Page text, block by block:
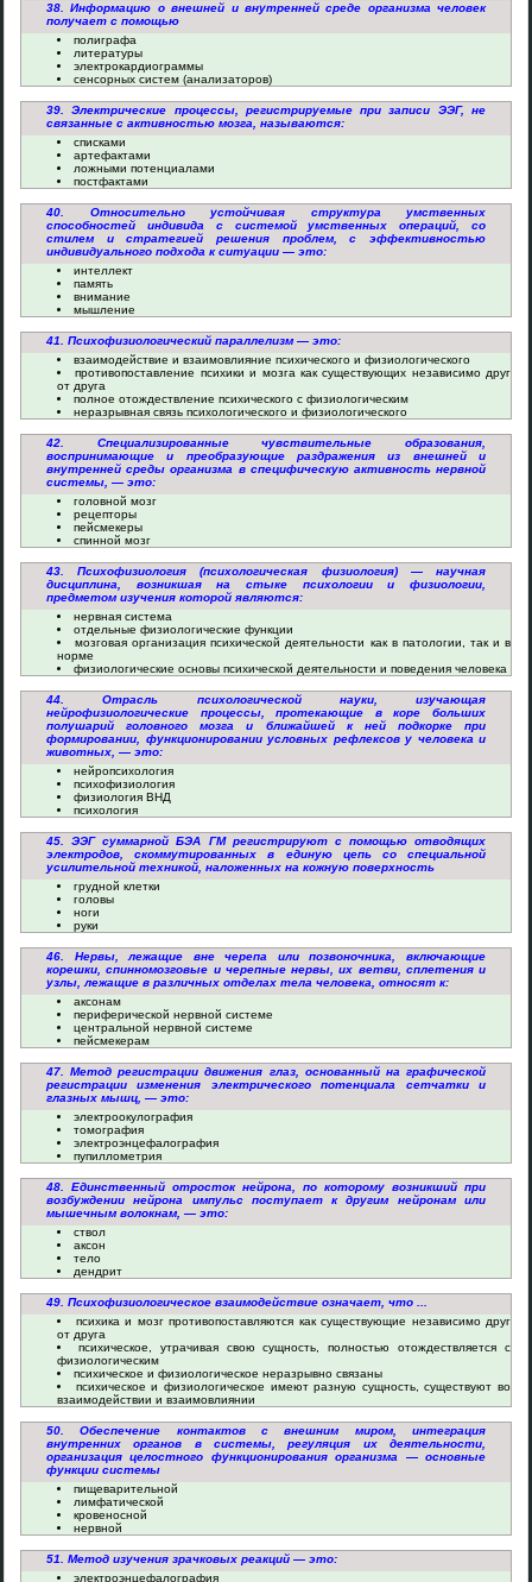
38. Информацию о внешней и внутренней среде организма человек
получает с помощью
полиграфа
литературы
электрокардиограммы
сенсорных систем (анализаторов)
39. Электрические процессы, регистрируемые при записи ЭЭГ, не
связанные с активностью мозга, называются:
списками
артефактами
ложными потенциалами
постфактами
40. Относительно устойчивая структура умственных
способностей индивида с системой умственных операций, со
стилем и стратегией решения проблем, с эффективностью
индивидуального подхода к ситуации — это:
интеллект
память
внимание
мышление
41. Психофизиологический параллелизм — это:
взаимодействие и взаимовлияние психического и физиологического
противопоставление психики и мозга как существующих независимо друг
от друга
полное отождествление психического c физиологическим
неразрывная связь психологического и физиологического
42. Специализированные чувствительные образования,
воспринимающие и преобразующие раздражения из внешней и
внутренней среды организма в специфическую активность нервной
системы, — это:
головной мозг
рецепторы
пейсмекеры
спинной мозг
43. Психофизиология (психологическая физиология) — научная
дисциплина, возникшая на стыке психологии и физиологии,
предметом изучения которой являются:
нервная система
отдельные физиологические функции
мозговая организация психической деятельности как в патологии, так и в
норме
физиологические основы психической деятельности и поведения человека
44. Отрасль психологической науки, изучающая
нейрофизиологические процессы, протекающие в коре больших
полушарий головного мозга и ближайшей к ней подкорке при
формировании, функционировании условных рефлексов у человека и
животных, — это:
нейропсихология
психофизиология
физиология ВНД
психология
45. ЭЭГ суммарной БЭА ГМ регистрируют с помощью отводящих
электродов, скоммутированных в единую цепь со специальной
усилительной техникой, наложенных на кожную поверхность
грудной клетки
головы
ноги
руки
46. Нервы, лежащие вне черепа или позвоночника, включающие
корешки, спинномозговые и черепные нервы, их ветви, сплетения и
узлы, лежащие в различных отделах тела человека, относят к:
аксонам
периферической нервной системе
центральной нервной системе
пейсмекерам
47. Метод регистрации движения глаз, основанный на графической
регистрации изменения электрического потенциала сетчатки и
глазных мышц, — это:
электроокулография
томография
электроэнцефалография
пупиллометрия
48. Единственный отросток нейрона, по которому возникший при
возбуждении нейрона импульс поступает к другим нейронам или
мышечным волокнам, — это:
ствол
аксон
тело
дендрит
49. Психофизиологическое взаимодействие означает, что ...
психика и мозг противопоставляются как существующие независимо друг
от друга
психическое, утрачивая свою сущность, полностью отождествляется с
физиологическим
психическое и физиологическое неразрывно связаны
психическое и физиологическое имеют разную сущность, существуют во
взаимодействии и взаимовлиянии
50. Обеспечение контактов с внешним миром, интеграция
внутренних органов в системы, регуляция их деятельности,
организация целостного функционирования организма — основные
функции системы
пищеварительной
лимфатической
кровеносной
нервной
51. Метод изучения зрачковых реакций — это:
электроэнцефалография